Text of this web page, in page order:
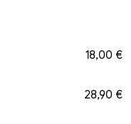
18,00 €
28,90 €